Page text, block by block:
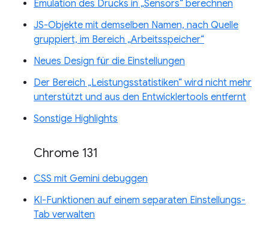
Emulation des Drucks in „Sensors“ berechnen
JS-Objekte mit demselben Namen, nach Quelle
gruppiert, im Bereich „Arbeitsspeicher“
Neues Design für die Einstellungen
Der Bereich „Leistungsstatistiken“ wird nicht mehr
unterstützt und aus den Entwicklertools entfernt
Sonstige Highlights
Chrome 131
CSS mit Gemini debuggen
KI-Funktionen auf einem separaten Einstellungs-
Tab verwalten